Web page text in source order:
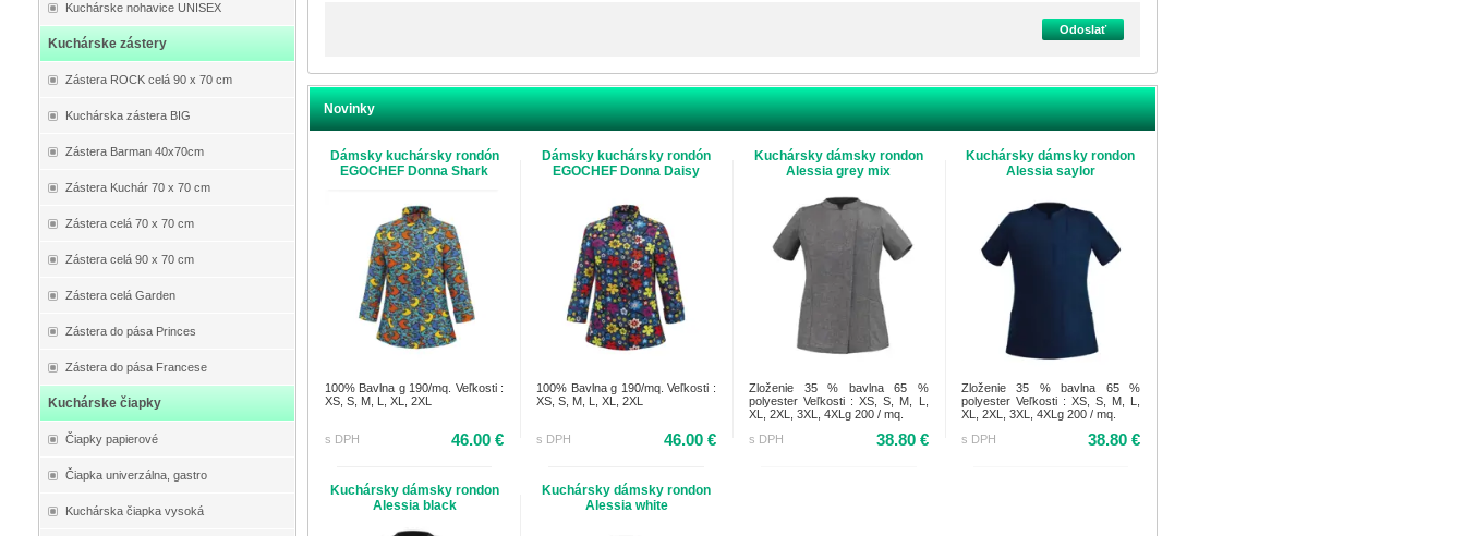
Kuchárske nohavice UNISEX
Kuchárske zástery
Zástera ROCK celá 90 x 70 cm
Kuchárska zástera BIG
Zástera Barman 40x70cm
Zástera Kuchár 70 x 70 cm
Zástera celá 70 x 70 cm
Zástera celá 90 x 70 cm
Zástera celá Garden
Zástera do pása Princes
Zástera do pása Francese
Kuchárske čiapky
Čiapky papierové
Čiapka univerzálna, gastro
Kuchárska čiapka vysoká
Odoslať
Novinky
Dámsky kuchársky rondón
EGOCHEF Donna Shark
100% Bavlna g 190/mq. Veľkosti :
XS, S, M, L, XL, 2XL
s DPH 46.00 €
Dámsky kuchársky rondón
EGOCHEF Donna Daisy
100% Bavlna g 190/mq. Veľkosti :
XS, S, M, L, XL, 2XL
s DPH 46.00 €
Kuchársky dámsky rondon
Alessia grey mix
Zloženie 35 % bavlna 65 %
polyester Veľkosti : XS, S, M, L,
XL, 2XL, 3XL, 4XLg 200 / mq.
s DPH
38.80 €
Kuchársky dámsky rondon
Alessia saylor
Zloženie 35 % bavlna 65 %
polyester Veľkosti : XS, S, M, L,
XL, 2XL, 3XL, 4XLg 200 / mq.
s DPH
38.80 €
Kuchársky dámsky rondon
Alessia black
Kuchársky dámsky rondon
Alessia white